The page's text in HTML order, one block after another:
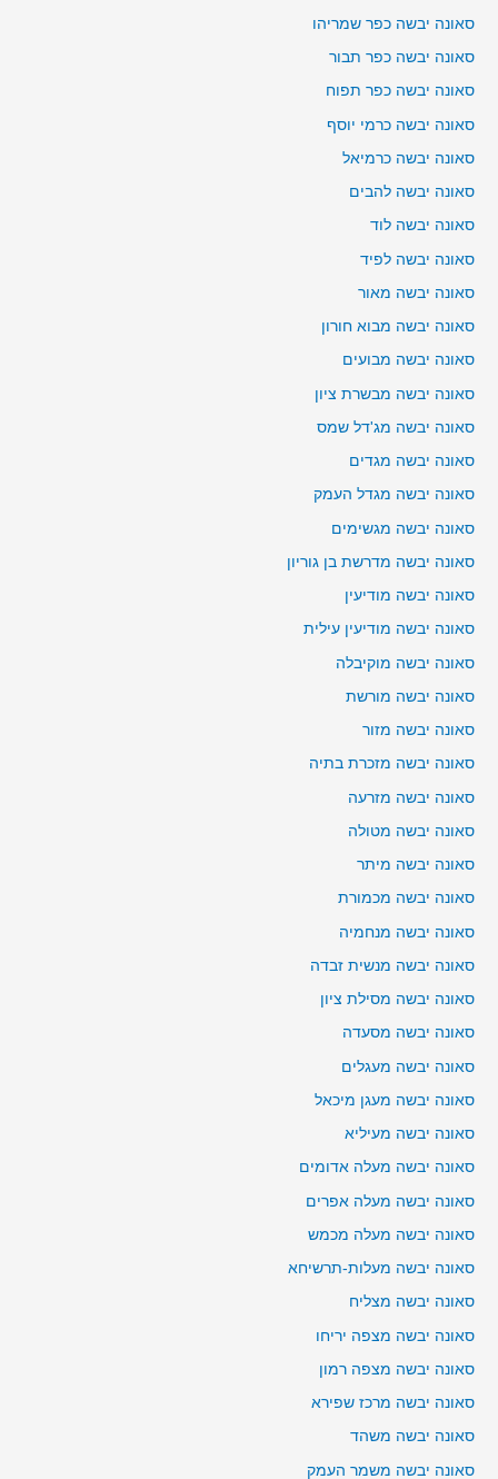
סאונה יבשה כפר שמריהו
סאונה יבשה כפר תבור
סאונה יבשה כפר תפוח
סאונה יבשה כרמי יוסף
סאונה יבשה כרמיאל
סאונה יבשה להבים
סאונה יבשה לוד
סאונה יבשה לפיד
סאונה יבשה מאור
סאונה יבשה מבוא חורון
סאונה יבשה מבועים
סאונה יבשה מבשרת ציון
סאונה יבשה מג'דל שמס
סאונה יבשה מגדים
סאונה יבשה מגדל העמק
סאונה יבשה מגשימים
סאונה יבשה מדרשת בן גוריון
סאונה יבשה מודיעין
סאונה יבשה מודיעין עילית
סאונה יבשה מוקיבלה
סאונה יבשה מורשת
סאונה יבשה מזור
סאונה יבשה מזכרת בתיה
סאונה יבשה מזרעה
סאונה יבשה מטולה
סאונה יבשה מיתר
סאונה יבשה מכמורת
סאונה יבשה מנחמיה
סאונה יבשה מנשית זבדה
סאונה יבשה מסילת ציון
סאונה יבשה מסעדה
סאונה יבשה מעגלים
סאונה יבשה מעגן מיכאל
סאונה יבשה מעיליא
סאונה יבשה מעלה אדומים
סאונה יבשה מעלה אפרים
סאונה יבשה מעלה מכמש
סאונה יבשה מעלות-תרשיחא
סאונה יבשה מצליח
סאונה יבשה מצפה יריחו
סאונה יבשה מצפה רמון
סאונה יבשה מרכז שפירא
סאונה יבשה משהד
סאונה יבשה משמר העמק